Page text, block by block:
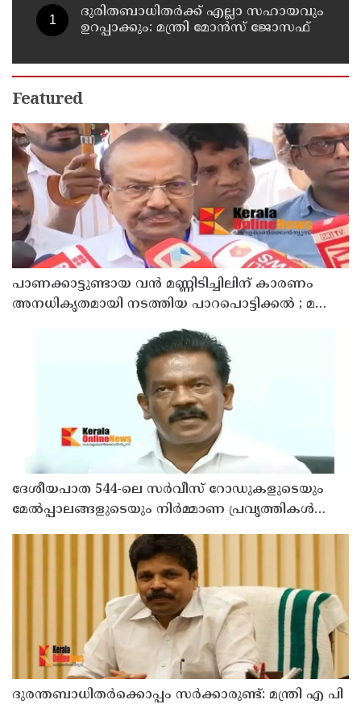
ദുരിതബാധിതർക്ക് എല്ലാ സഹായവും
ഉറപ്പാക്കും: മന്ത്രി മോൻസ് ജോസഫ്
Featured
പാണക്കാട്ടുണ്ടായ വൻ മണ്ണിടിച്ചിലിന് കാരണം
അനധികൃതമായി നടത്തിയ പാറപൊട്ടിക്കൽ ; മന്ത്രി
ദേശീയപാത 544-ലെ സർവീസ് റോഡുകളുടെയും
മേൽപ്പാലങ്ങളുടെയും നിർമ്മാണ പ്രവൃത്തികൾ
ഗഡ്കരിയുമായി കൂടിക്കാഴ്ച നടത്തി കെ.
രാധാകൃഷ്ണൻ എം.പി
ദുരന്തബാധിതര്‍ക്കൊപ്പം സര്‍ക്കാരുണ്ട്: മന്ത്രി എ പി